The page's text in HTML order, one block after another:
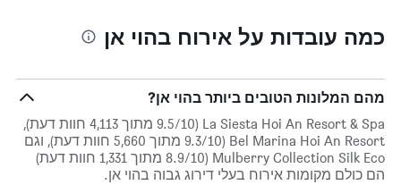
כמה עובדות על אירוח בהוי אן
מהם המלונות הטובים ביותר בהוי אן?
La Siesta Hoi An Resort & Spa (9.5/10 מתוך 4,113 חוות דעת),
Bel Marina Hoi An Resort (9.3/10 מתוך 5,660 חוות דעת), וגם
Mulberry Collection Silk Eco (8.9/10 מתוך 1,331 חוות דעת)
הם כולם מקומות אירוח בעלי דירוג גבוה בהוי אן.